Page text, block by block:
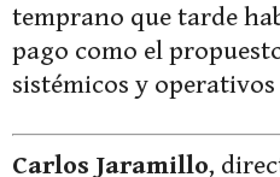
temprano que tarde
pago como el
sistémicos y
Carlos Jaramillo,